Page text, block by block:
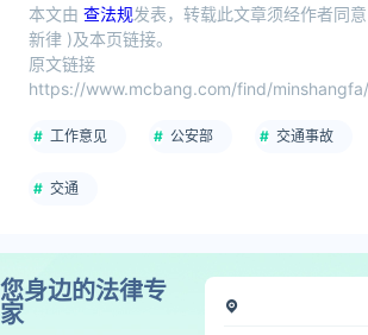
本文由 查法规发表，转载此文章须经作者同
新律 )及本页链接。
原文链接
https://www.mcbang.com/find/
工作意见 公安部 交通事故
交通
您身边的法律专
家